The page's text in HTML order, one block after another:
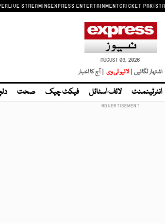
LIVE STREAMINGEXPRESS ENTERTAINMENTCRICKET
AUGUST 09, 2026
اشتہار لگائیں | لائیو ٹی وی | آج کا اخبار
انٹرٹینمنٹ لائف اسٹائل فیکٹ چیک صحت